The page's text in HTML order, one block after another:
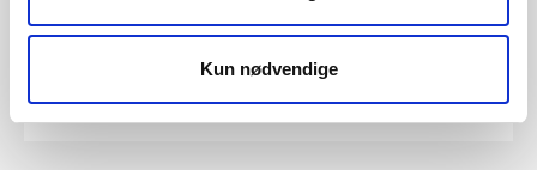
Kun nødvendige
Les mer om saken